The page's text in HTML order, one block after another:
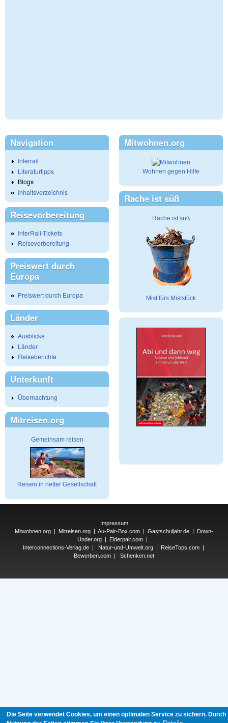
Navigation
Interrail
Literaturtipps
Blogs
Inhaltsverzeichnis
Reisevorbereitung
InterRail-Tickets
Reisevorbereitung
Preiswert durch
Europa
Preiswert durch Europa
Länder
Ausblicke
Länder
Reiseberichte
Unterkunft
Übernachtung
Mitreisen.org
Gemeinsam reisen
Reisen in netter Gesellschaft
Mitwohnen.org
Wohnen gegen Hilfe
Rache ist süß
Rache ist süß
Mist fürs Miststück
Impressum
Mitwohnen.org | Mitreisen.org | Au-Pair-Box.com | Gastschuljahr.de | Down-
Under.org | Elderpair.com |
Interconnections-Verlag.de| Natur-und-Umwelt.org| ReiseTops.com|
Bewerben.com | Schenken.net
Die Seite verwendet Cookies, um einen optimalen Service zu sichern. Durch